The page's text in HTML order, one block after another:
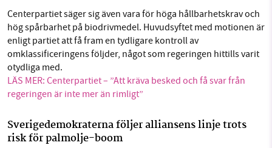
Centerpartiet säger sig även vara för höga hållbarhetskrav och
hög spårbarhet på biodrivmedel. Huvudsyftet med motionen är
enligt partiet att få fram en tydligare kontroll av
omklassificeringens följder, något som regeringen hittills varit
otydliga med.
LÄS MER: Centerpartiet – ”Att kräva besked och få svar från
regeringen är inte mer än rimligt”
Sverigedemokraterna följer alliansens linje trots
risk för palmolje-boom